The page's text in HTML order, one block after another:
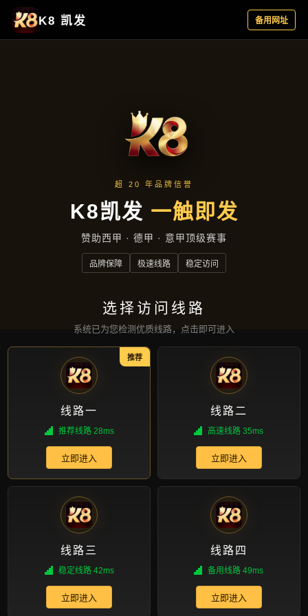
主营产品
首页 主营产品